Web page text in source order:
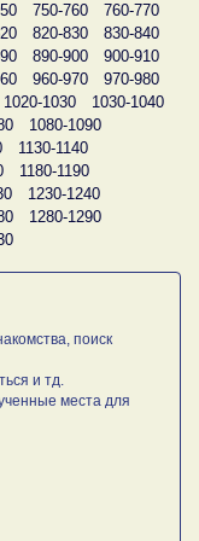
750-760
760-770
820-830
830-840
890-900
900-910
960-970
970-980
1020-1030
1030-1040
1080-1090
1130-1140
1180-1190
1230-1240
1280-1290
поиск
и тд.
места для